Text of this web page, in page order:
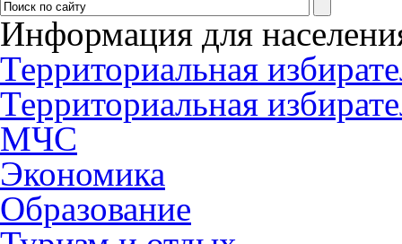
Информация для
Территориальная
Территориальная
МЧС
Экономика
Образование